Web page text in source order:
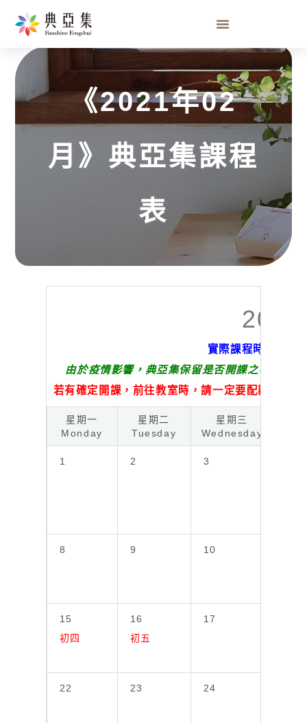
《2021年02月》典亞集課程表
《2021年02
月》典亞集課程
表
實際課程時間內容
由於疫情影響，典亞集保留是否開課之權利，
若有確定開課，前往教室時，請一定要配戴口罩
星期一
Monday
星期二
Tuesday
星期三
Wednesday
1 2 3
8 9 10
15
初四
16
初五
17
22 23 24